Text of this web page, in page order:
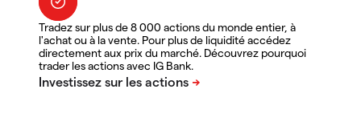
Tradez sur plus de 8 000 actions du monde entier, à
l'achat ou à la vente. Pour plus de liquidité accédez
directement aux prix du marché. Découvrez pourquoi
trader les actions avec IG Bank.